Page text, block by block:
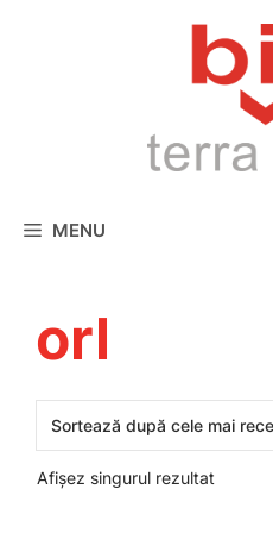
MENU
orl
Afișez singurul rezultat